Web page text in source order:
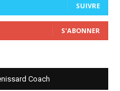
SUIVRE
S'ABONNER
Coach